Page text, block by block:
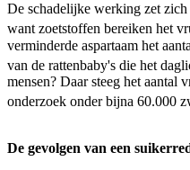
De schadelijke werking zet
want zoetstoffen bereiken het
verminderde aspartaam het
van de rattenbaby's die het
mensen? Daar steeg het aantal
onderzoek onder bijna 60.000
De gevolgen van een